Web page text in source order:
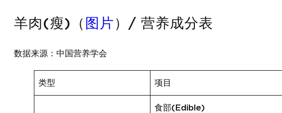
羊肉(瘦)（ 图片 ）/ 营养成分表
数据来源：中国营养学会
类型 项目
食部(Edible)